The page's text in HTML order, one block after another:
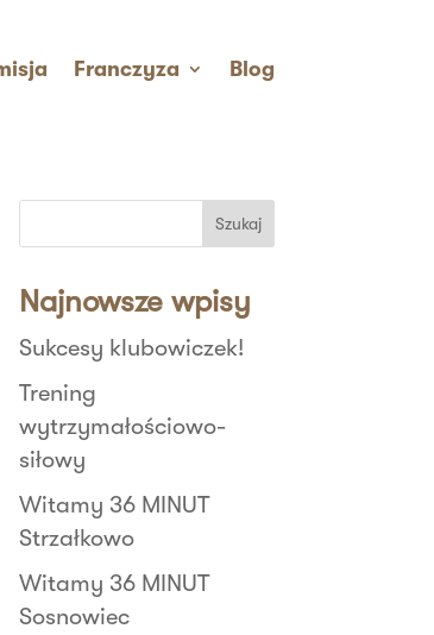
Franczyza Blog
Szukaj
Najnowsze wpisy
Sukcesy klubowiczek!
Trening
wytrzymałościowo-
siłowy
Witamy 36 MINUT
Strzałkowo
Witamy 36 MINUT
Sosnowiec